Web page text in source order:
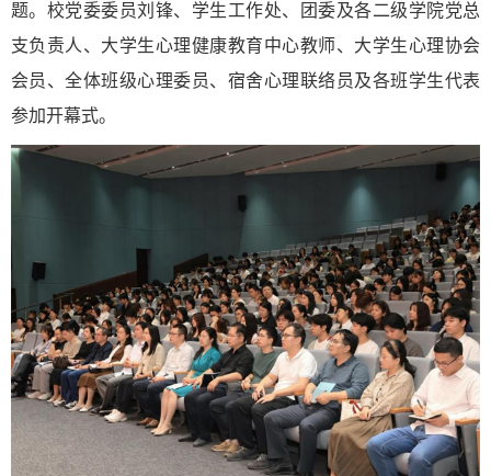
题。校党委委员刘锋、学生工作处、团委及各二级学院党总
支负责人、大学生心理健康教育中心教师、大学生心理协会
会员、全体班级心理委员、宿舍心理联络员及各班学生代表
参加开幕式。